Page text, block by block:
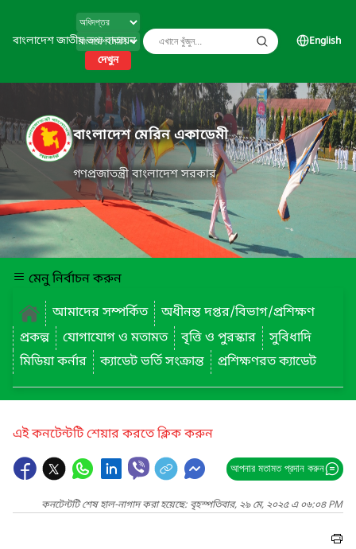
বাংলাদেশ জাতীয় তথ্য বাতায়ন
দেখুন
English
বাংলাদেশ মেরিন একাডেমী
গণপ্রজাতন্ত্রী বাংলাদেশ সরকার
মেনু নির্বাচন করুন
আমাদের সম্পর্কিত
অধীনস্ত দপ্তর/বিভাগ/প্রশিক্ষণ
প্রকল্প
যোগাযোগ ও মতামত বৃত্তি ও পুরস্কার
সুবিধাদি
মিডিয়া কর্নার
ক্যাডেট ভর্তি সংক্রান্ত প্রশিক্ষণরত ক্যাডেট
এই কনটেন্টটি শেয়ার করতে ক্লিক করুন
আপনার মতামত প্রদান করুন
কনটেন্টটি শেষ হাল-নাগাদ করা হয়েছে: বৃহস্পতিবার, ২৯ মে, ২০২৫ এ ০৬:০৪ PM